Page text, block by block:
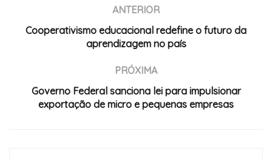
ANTERIOR
Cooperativismo educacional redefine o futuro da
aprendizagem no país
PRÓXIMA
Governo Federal sanciona lei para impulsionar
exportação de micro e pequenas empresas